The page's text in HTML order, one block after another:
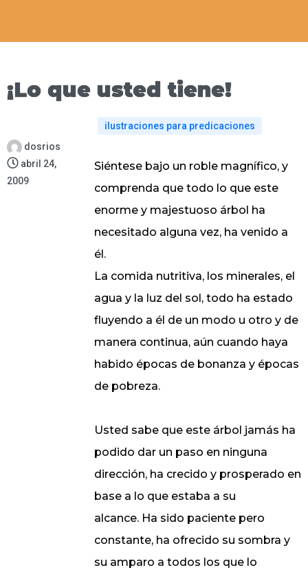
¡Lo que usted tiene!
dosrios
abril 24,
2009
ilustraciones para predicaciones
Siéntese bajo un roble magnífico, y
comprenda que todo lo que este
enorme y majestuoso árbol ha
necesitado alguna vez, ha venido a
él.
La comida nutritiva, los minerales, el
agua y la luz del sol, todo ha estado
fluyendo a él de un modo u otro y de
manera continua, aún cuando haya
habido épocas de bonanza y épocas
de pobreza.
Usted sabe que este árbol jamás ha
podido dar un paso en ninguna
dirección, ha crecido y prosperado en
base a lo que estaba a su
alcance. Ha sido paciente pero
constante, ha ofrecido su sombra y
su amparo a todos los que lo